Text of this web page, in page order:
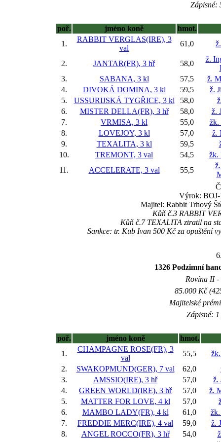
Zápisné:
poř. jméno koně
hmot.
1.
RABBIT VERGLAS(IRE), 3
val
61,0
2. JANTAR(FR), 3 hř 58,0
ž.
3.
SABANA, 3 kl 57,5
ž.
4.
DIVOKÁ DOMINA, 3 kl 59,5
ž.
5.
USSURIJSKÁ TYGŘICE, 3 kl 58,0
6.
MISTER DELLA(FR), 3 hř 58,0
ž.
7.
VRMISA, 3 kl 55,0
žk.
8.
LOVEJOY, 3 kl 57,0
ž.
9.
TEXALITA, 3 kl 59,5
10.
TREMONT, 3 val 54,5
žk.
11.
ACCELERATE, 3 val 55,5
Výrok: BOJ-
Majitel: Rabbit Trhový
Kůň č.3 RABBIT
Kůň č.7 TEXALITA ztratil na
Sankce: tr. Kub Ivan 500 Kč za opuštění
1326 Podzimní
Rovina II -
85.000 Kč
Majitelské
Zápisné:
poř. jméno koně
hmot.
1.
CHAMPAGNE ROSE(FR), 3
val
55,5
2.
SWAKOPMUND(GER), 7 val 62,0
3.
AMSSIO(IRE), 3 hř 57,0
ž.
4.
GREEN WORLD(IRE), 3 hř 57,0
ž.
5.
MATTER FOR LOVE, 4 kl 57,0
6.
MAMBO LADY(FR), 4 kl 61,0
7.
FREDDIE MERC(IRE), 4 val 59,0
ž.
8.
ANGEL ROCCO(FR), 3 hř 54,0